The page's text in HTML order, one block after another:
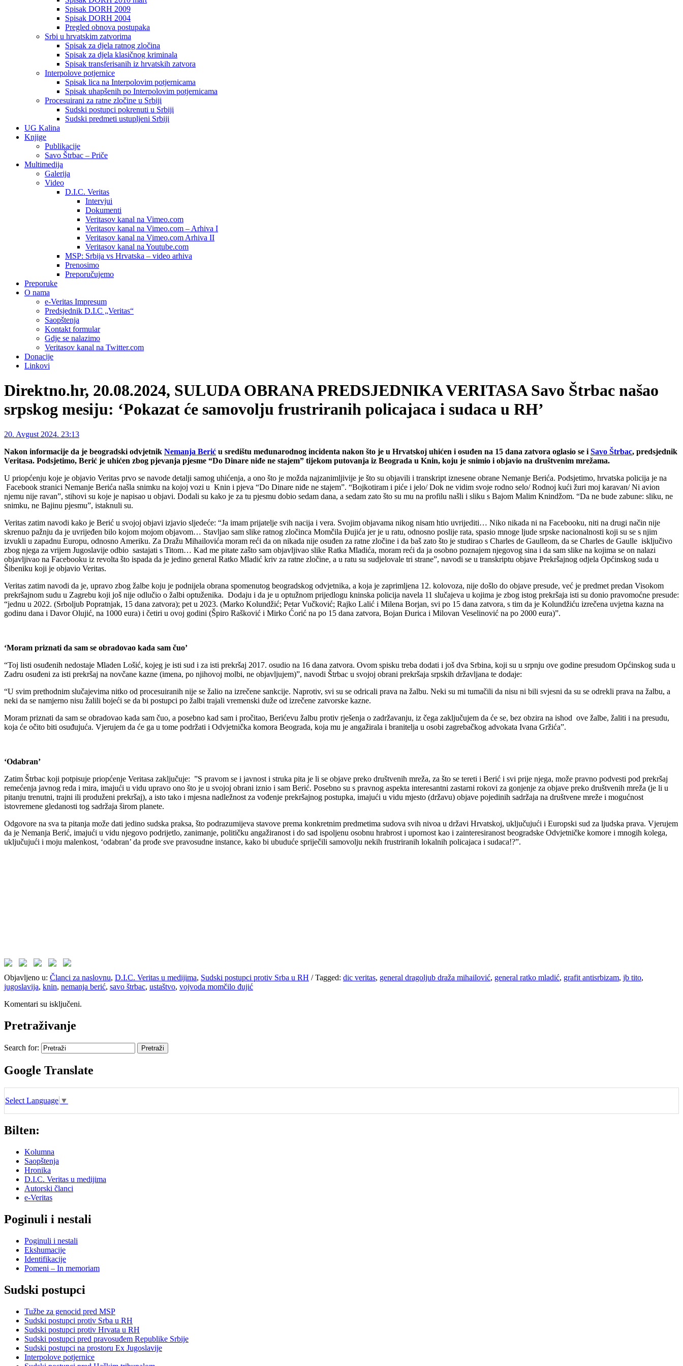
Spisak DORH 2009
Spisak DORH 2004
Pregled obnova postupaka
Srbi u hrvatskim zatvorima
Spisak za djela ratnog zločina
Spisak za djela klasičnog kriminala
Spisak transferisanih iz hrvatskih zatvora
Interpolove potjernice
Spisak lica na Interpolovim potjernicama
Spisak uhapšenih po Interpolovim potjernicama
Procesuirani za ratne zločine u Srbiji
Sudski postupci pokrenuti u Srbiji
Sudski predmeti ustupljeni Srbiji
UG Kalina
Knjige
Publikacije
Savo Štrbac – Priče
Multimedija
Galerija
Video
D.I.C. Veritas
Intervjui
Dokumenti
Veritasov kanal na Vimeo.com
Veritasov kanal na Vimeo.com – Arhiva I
Veritasov kanal na Vimeo.com Arhiva II
Veritasov kanal na Youtube.com
MSP: Srbija vs Hrvatska – video arhiva
Prenosimo
Preporučujemo
Preporuke
O nama
e-Veritas Impresum
Predsjednik D.I.C „Veritas“
Saopštenja
Kontakt formular
Gdje se nalazimo
Veritasov kanal na Twitter.com
Donacije
Linkovi
Direktno.hr, 20.08.2024, SULUDA OBRANA PREDSJEDNIKA VERITASA Savo Štrbac našao
srpskog mesiju: ‘Pokazat će samovolju frustriranih policajaca i sudaca u RH’
20. Avgust 2024. 23:13
Nakon informacije da je beogradski odvjetnik Nemanja Berić u središtu međunarodnog incidenta nakon što je u Hrvatskoj uhićen i osuđen na 15 dana zatvora oglasio se i Savo Štrbac, predsjednik
Veritasa. Podsjetimo, Berić je uhićen zbog pjevanja pjesme “Do Dinare niđe ne stajem” tijekom putovanja iz Beograda u Knin, koju je snimio i objavio na društvenim mrežama.
U priopćenju koje je objavio Veritas prvo se navode detalji samog uhićenja, a ono što je možda najzanimljivije je što su objavili i transkript iznesene obrane Nemanje Berića. Podsjetimo, hrvatska policija je na
Facebook stranici Nemanje Berića našla snimku na kojoj vozi u Knin i pjeva “Do Dinare niđe ne stajem”. “Bojkotiram i piće i jelo/ Dok ne vidim svoje rodno selo/ Rodnoj kući žuri moj karavan/ Ni avion
njemu nije ravan”, stihovi su koje je napisao u objavi. Dodali su kako je za tu pjesmu dobio sedam dana, a sedam zato što su mu na profilu našli i sliku s Bajom Malim Knindžom. “Da ne bude zabune: sliku, ne
snimku, ne Bajinu pjesmu”, istaknuli su.
Veritas zatim navodi kako je Berić u svojoj objavi izjavio sljedeće: “Ja imam prijatelje svih nacija i vera. Svojim objavama nikog nisam htio uvrijediti… Niko nikada ni na Facebooku, niti na drugi način nije
skrenuo pažnju da je uvrijeđen bilo kojom mojom objavom… Stavljao sam slike ratnog zločinca Momčila Đujića jer je u ratu, odnosno poslije rata, spasio mnoge ljude srpske nacionalnosti koji su se s njim
izvukli u zapadnu Europu, odnosno Ameriku. Za Dražu Mihailovića moram reći da on nikada nije osuđen za ratne zločine i da baš zato što je studirao s Charles de Gaulleom, da se Charles de Gaulle isključivo
zbog njega za vrijem Jugoslavije odbio sastajati s Titom… Kad me pitate zašto sam objavljivao slike Ratka Mladića, moram reći da ja osobno poznajem njegovog sina i da sam slike na kojima se on nalazi
objavljivao na Facebooku iz revolta što ispada da je jedino general Ratko Mladić kriv za ratne zločine, a u ratu su sudjelovale tri strane”, navodi se u transkriptu objave Prekršajnog odjela Općinskog suda u
Šibeniku koji je objavio Veritas.
Veritas zatim navodi da je, upravo zbog žalbe koju je podnijela obrana spomenutog beogradskog odvjetnika, a koja je zaprimljena 12. kolovoza, nije došlo do objave presude, već je predmet predan Visokom
prekršajnom sudu u Zagrebu koji još nije odlučio o žalbi optuženika. Dodaju i da je u optužnom prijedlogu kninska policija navela 11 slučajeva u kojima je zbog istog prekršaja isti su donio pravomoćne presude:
“jednu u 2022. (Srboljub Popratnjak, 15 dana zatvora); pet u 2023. (Marko Kolundžić; Petar Vučković; Rajko Lalić i Milena Borjan, svi po 15 dana zatvora, s tim da je Kolundžiću izrečena uvjetna kazna na
godinu dana i Davor Olujić, na 1000 eura) i četiri u ovoj godini (Špiro Rašković i Mirko Ćorić na po 15 dana zatvora, Bojan Đurica i Milovan Veselinović na po 2000 eura)”.
‘Moram priznati da sam se obradovao kada sam čuo’
“Toj listi osuđenih nedostaje Mladen Lošić, kojeg je isti sud i za isti prekršaj 2017. osudio na 16 dana zatvora. Ovom spisku treba dodati i još dva Srbina, koji su u srpnju ove godine presudom Općinskog suda u
Zadru osuđeni za isti prekršaj na novčane kazne (imena, po njihovoj molbi, ne objavljujem)”, navodi Štrbac u svojoj obrani prekršaja srpskih državljana te dodaje:
“U svim prethodnim slučajevima nitko od procesuiranih nije se žalio na izrečene sankcije. Naprotiv, svi su se odricali prava na žalbu. Neki su mi tumačili da nisu ni bili svjesni da su se odrekli prava na žalbu, a
neki da se namjerno nisu žalili bojeći se da bi postupci po žalbi trajali vremenski duže od izrečene zatvorske kazne.
Moram priznati da sam se obradovao kada sam čuo, a posebno kad sam i pročitao, Berićevu žalbu protiv rješenja o zadržavanju, iz čega zaključujem da će se, bez obzira na ishod ove žalbe, žaliti i na presudu,
koja će očito biti osuđujuća. Vjerujem da će ga u tome podržati i Odvjetnička komora Beograda, koja mu je angažirala i branitelja u osobi zagrebačkog advokata Ivana Gržića”.
‘Odabran’
Zatim Štrbac koji potpisuje priopćenje Veritasa zaključuje: ”S pravom se i javnost i struka pita je li se objave preko društvenih mreža, za što se tereti i Berić i svi prije njega, može pravno podvesti pod prekršaj
remećenja javnog reda i mira, imajući u vidu upravo ono što je u svojoj obrani iznio i sam Berić. Posebno su s pravnog aspekta interesantni zastarni rokovi za gonjenje za objave preko društvenih mreža (je li u
pitanju trenutni, trajni ili produženi prekršaj), a isto tako i mjesna nadležnost za vođenje prekršajnog postupka, imajući u vidu mjesto (državu) objave pojedinih sadržaja na društvene mreže i mogućnost
istovremene gledanosti tog sadržaja širom planete.
Odgovore na sva ta pitanja može dati jedino sudska praksa, što podrazumijeva stavove prema konkretnim predmetima sudova svih nivoa u državi Hrvatskoj, uključujući i Europski sud za ljudska prava. Vjerujem
da je Nemanja Berić, imajući u vidu njegovo podrijetlo, zanimanje, političku angažiranost i do sad ispoljenu osobnu hrabrost i upornost kao i zainteresiranost beogradske Odvjetničke komore i mnogih kolega,
uključujući i moju malenkost, ‘odabran’ da prođe sve pravosudne instance, kako bi ubuduće spriječili samovolju nekih frustriranih lokalnih policajaca i sudaca!?”.
Objavljeno u: Članci za naslovnu, D.I.C. Veritas u medijima, Sudski postupci protiv Srba u RH /Tagged: dic veritas, general dragoljub draža mihailović, general ratko mladić, grafit antisrbizam, jb tito,
jugoslavija, knin, nemanja berić, savo štrbac, ustaštvo, vojvoda momčilo đujić
Komentari su isključeni.
Pretraživanje
Search for:
Google Translate
Select Language ▼
Bilten:
Kolumna
Saopštenja
Hronika
D.I.C. Veritas u medijima
Autorski članci
e-Veritas
Poginuli i nestali
Poginuli i nestali
Ekshumacije
Identifikacije
Pomeni – In memoriam
Sudski postupci
Tužbe za genocid pred MSP
Sudski postupci protiv Srba u RH
Sudski postupci protiv Hrvata u RH
Sudski postupci pred pravosuđem Republike Srbije
Sudski postupci na prostoru Ex Jugoslavije
Interpolove potjernice